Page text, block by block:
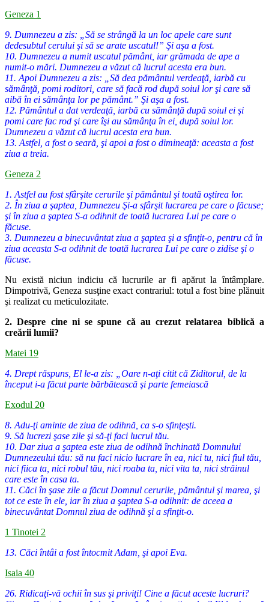
Geneza 1
9. Dumnezeu a zis: „Să se strângă la un loc apele care sunt
dedesubtul cerului şi să se arate uscatul!” Şi aşa a fost.
10. Dumnezeu a numit uscatul pământ, iar grămada de ape a
numit-o mări. Dumnezeu a văzut că lucrul acesta era bun.
11. Apoi Dumnezeu a zis: „Să dea pământul verdeaţă, iarbă cu
sămânţă, pomi roditori, care să facă rod după soiul lor şi care să
aibă în ei sămânţa lor pe pământ.” Şi aşa a fost.
12. Pământul a dat verdeaţă, iarbă cu sămânţă după soiul ei şi
pomi care fac rod şi care îşi au sămânţa în ei, după soiul lor.
Dumnezeu a văzut că lucrul acesta era bun.
13. Astfel, a fost o seară, şi apoi a fost o dimineaţă: aceasta a fost
ziua a treia.
Geneza 2
1. Astfel au fost sfârşite cerurile şi pământul şi toată oştirea lor.
2. În ziua a şaptea, Dumnezeu Şi-a sfârşit lucrarea pe care o făcuse;
şi în ziua a şaptea S-a odihnit de toată lucrarea Lui pe care o
făcuse.
3. Dumnezeu a binecuvântat ziua a şaptea şi a sfinţit-o, pentru că în
ziua aceasta S-a odihnit de toată lucrarea Lui pe care o zidise şi o
făcuse.
Nu există niciun indiciu că lucrurile ar fi apărut la întâmplare.
Dimpotrivă, Geneza susţine exact contrariul: totul a fost bine plănuit
şi realizat cu meticulozitate.
2. Despre cine ni se spune că au crezut relatarea biblică a
creării lumii?
Matei 19
4. Drept răspuns, El le-a zis: „Oare n-aţi citit că Ziditorul, de la
început i-a făcut parte bărbătească şi parte femeiască
Exodul 20
8. Adu-ţi aminte de ziua de odihnă, ca s-o sfinţeşti.
9. Să lucrezi şase zile şi să-ţi faci lucrul tău.
10. Dar ziua a şaptea este ziua de odihnă închinată Domnului
Dumnezeului tău: să nu faci nicio lucrare în ea, nici tu, nici fiul tău,
nici fiica ta, nici robul tău, nici roaba ta, nici vita ta, nici străinul
care este în casa ta.
11. Căci în şase zile a făcut Domnul cerurile, pământul şi marea, şi
tot ce este în ele, iar în ziua a şaptea S-a odihnit: de aceea a
binecuvântat Domnul ziua de odihnă şi a sfinţit-o.
1 Tinotei 2
13. Căci întâi a fost întocmit Adam, şi apoi Eva.
Isaia 40
26. Ridicaţi-vă ochii în sus şi priviţi! Cine a făcut aceste lucruri?